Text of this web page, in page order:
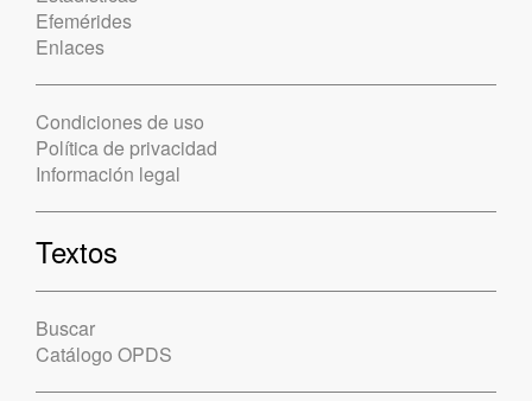
Efemérides
Enlaces
Condiciones de uso
Política de privacidad
Información legal
Textos
Buscar
Catálogo OPDS